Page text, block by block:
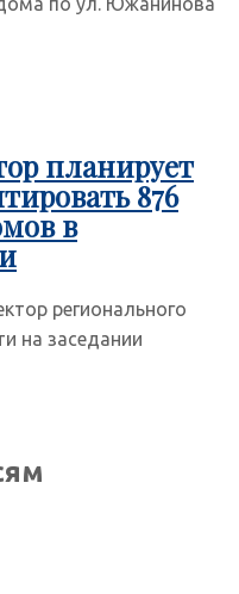
планирует
876
в
регионального
на заседании